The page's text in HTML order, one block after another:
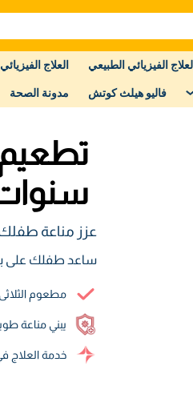
الفيزيائي الطبيعي العلاج
فاليو هيلث كوتش مدونة الصحة
عزز مناعة طفلك على
ساعد طفلك على
مطعوم الثلاثى البكتيري٫ مطعوم الثلاثى
يبني مناعة
خدمة العلاج